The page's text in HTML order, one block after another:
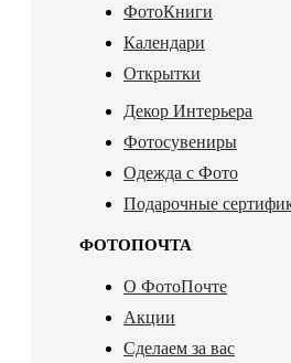
ФотоКниги
Календари
Открытки
Декор Интерьера
Фотосувениры
Одежда с Фото
Подарочные
ФОТОПОЧТА
О ФотоПочте
Акции
Сделаем за вас